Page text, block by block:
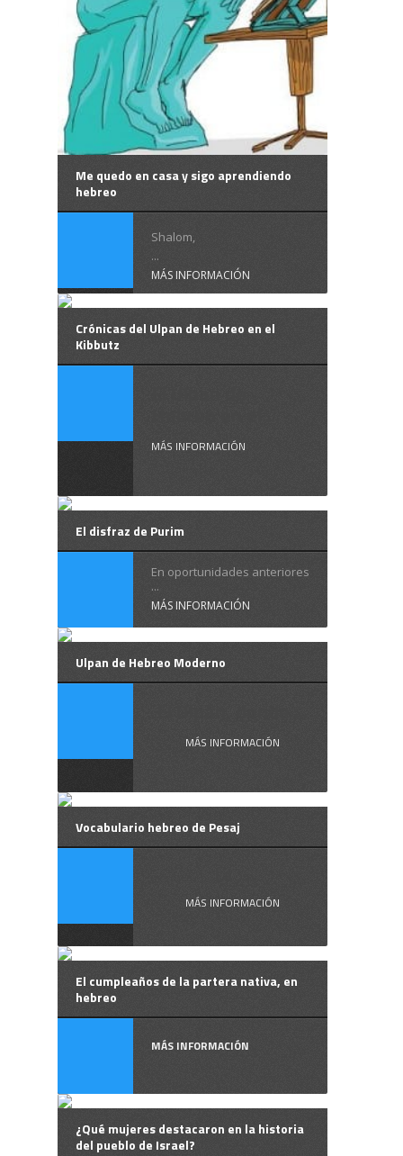
Me quedo en casa y sigo aprendiendo
hebreo
Shalom,
...
MÁS INFORMACIÓN
Crónicas del Ulpan de Hebreo en el
Kibbutz
MÁS INFORMACIÓN
El disfraz de Purim
En oportunidades anteriores
...
MÁS INFORMACIÓN
Ulpan de Hebreo Moderno
MÁS INFORMACIÓN
Vocabulario hebreo de Pesaj
MÁS INFORMACIÓN
El cumpleaños de la partera nativa, en
hebreo
MÁS INFORMACIÓN
¿Qué mujeres destacaron en la historia
del pueblo de Israel?